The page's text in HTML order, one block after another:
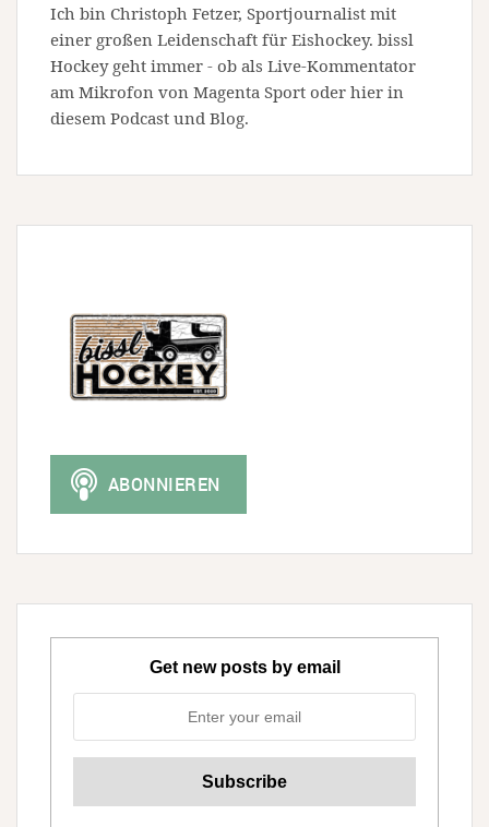
Ich bin Christoph Fetzer, Sportjournalist mit
einer großen Leidenschaft für Eishockey. bissl
Hockey geht immer - ob als Live-Kommentator
am Mikrofon von Magenta Sport oder hier in
diesem Podcast und Blog.
Get new posts by email